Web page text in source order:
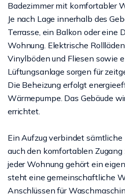
Badezimmer mit komfortabler
Je nach Lage innerhalb des
Terrasse, ein Balkon oder eine
Wohnung. Elektrische
Vinylböden und Fliesen sowie
Lüftungsanlage sorgen für
Die Beheizung erfolgt
Wärmepumpe. Das Gebäude
errichtet.
Ein Aufzug verbindet
auch den komfortablen Zugang
jeder Wohnung gehört ein
steht eine gemeinschaftliche
Anschlüssen für